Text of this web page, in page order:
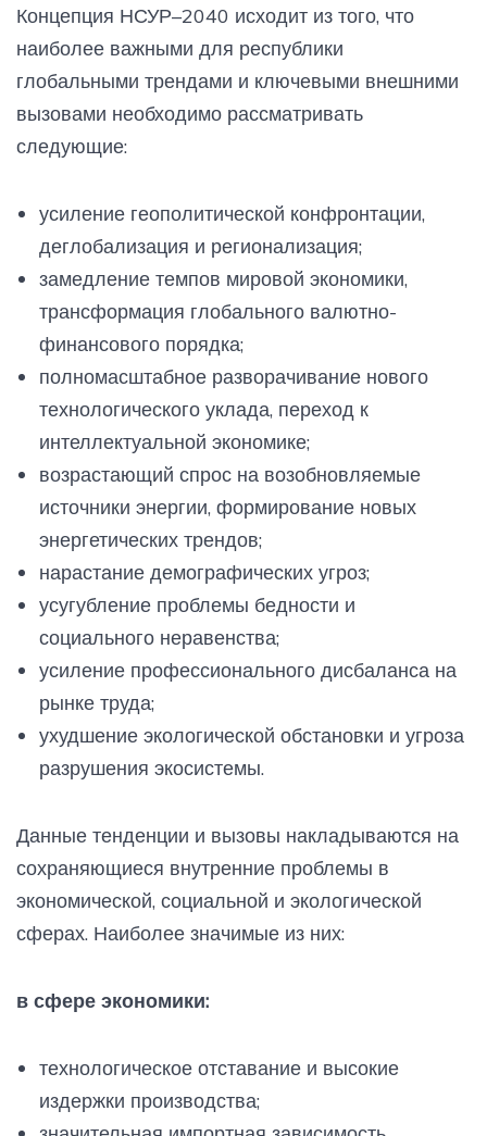
Концепция НСУР–2040 исходит из того, что
наиболее важными для республики
глобальными трендами и ключевыми внешними
вызовами необходимо рассматривать
следующие:
усиление геополитической конфронтации,
деглобализация и регионализация;
замедление темпов мировой экономики,
трансформация глобального валютно-
финансового порядка;
полномасштабное разворачивание нового
технологического уклада, переход к
интеллектуальной экономике;
возрастающий спрос на возобновляемые
источники энергии, формирование новых
энергетических трендов;
нарастание демографических угроз;
усугубление проблемы бедности и
социального неравенства;
усиление профессионального дисбаланса на
рынке труда;
ухудшение экологической обстановки и угроза
разрушения экосистемы.
Данные тенденции и вызовы накладываются на
сохраняющиеся внутренние проблемы в
экономической, социальной и экологической
сферах. Наиболее значимые из них:
в сфере экономики:
технологическое отставание и высокие
издержки производства;